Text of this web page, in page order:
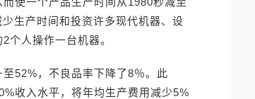
生产时间和投资许多现代机器、设
个人操作一台机器。
52%，不良品率下降了8％。此
收入水平，将年均生产费用减少5%